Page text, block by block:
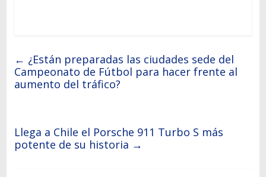
← ¿Están preparadas las ciudades sede del
Campeonato de Fútbol para hacer frente al
aumento del tráfico?
Llega a Chile el Porsche 911 Turbo S más
potente de su historia →